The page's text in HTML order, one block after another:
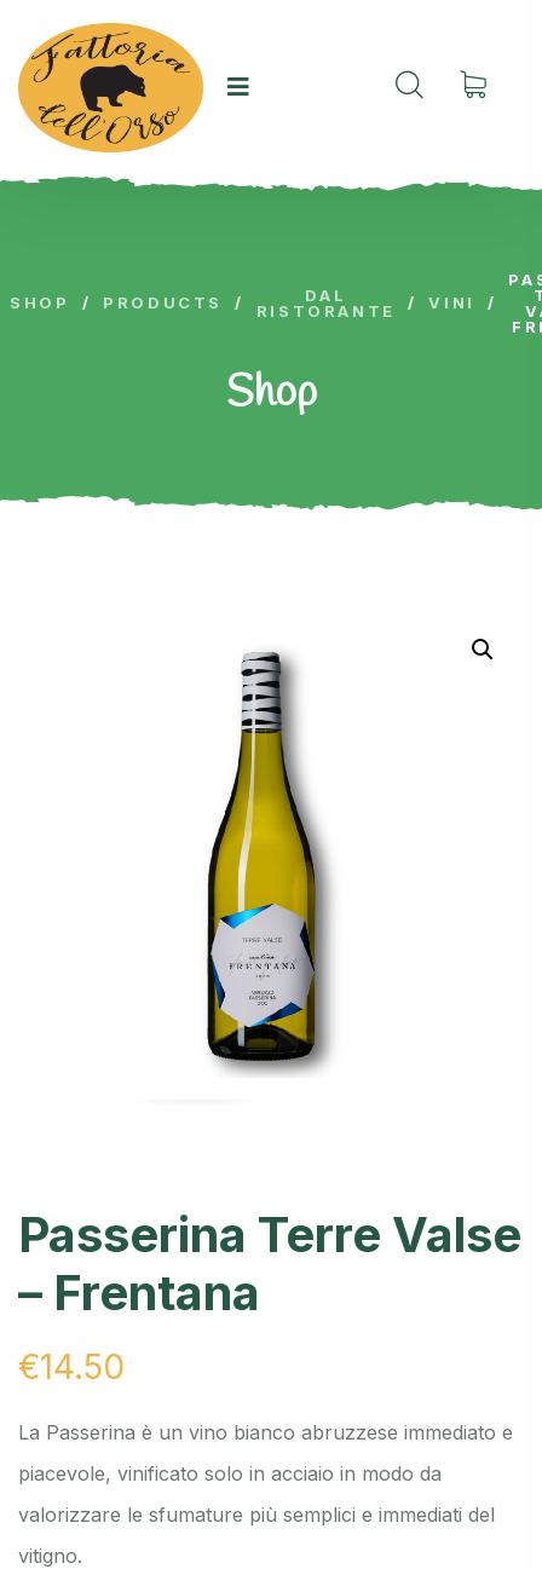
SHOP / PRODUCTS /
DAL
RISTORANTE
/ VINI /
Shop
Passerina Terre Valse
– Frentana
€14.50
La Passerina è un vino bianco abruzzese immediato e
piacevole, vinificato solo in acciaio in modo da
valorizzare le sfumature più semplici e immediati del
vitigno.